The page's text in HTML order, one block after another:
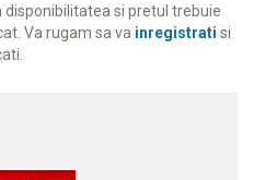
disponibilitatea si pretul trebuie
Va rugam sa va inregistrati si